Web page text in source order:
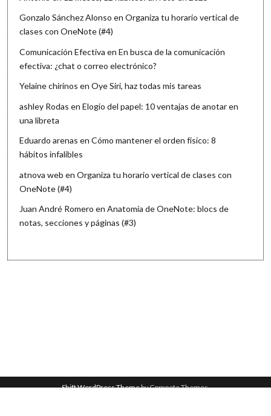
Gonzalo Sánchez Alonso enOrganiza tu horario vertical de
clases con OneNote (#4)
Comunicación Efectiva enEn busca de la comunicación
efectiva: ¿chat o correo electrónico?
Yelaine chirinos enOye Siri, haz todas mis tareas
ashley Rodas enElogio del papel: 10 ventajas de anotar en
una libreta
Eduardo arenas enCómo mantener el orden físico: 8
hábitos infalibles
atnova web enOrganiza tu horario vertical de clases con
OneNote (#4)
Juan André Romero enAnatomía de OneNote: blocs de
notas, secciones y páginas (#3)
Shift WordPress Themeby Compete Themes.